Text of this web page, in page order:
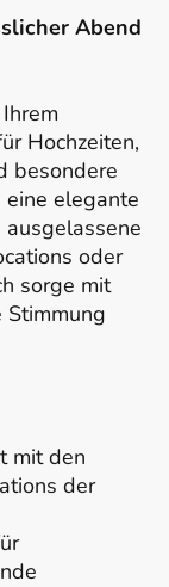
Abend
Ihrem
Hochzeiten,
besondere
eine elegante
oder
sorge mit
mit den
der